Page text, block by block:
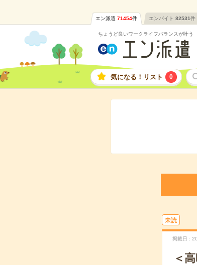
エン派遣 71454件 エンバイト 82531件
ちょうど良いワークライフバランスが叶う
気になる！リスト 0
未読
掲載日
＜